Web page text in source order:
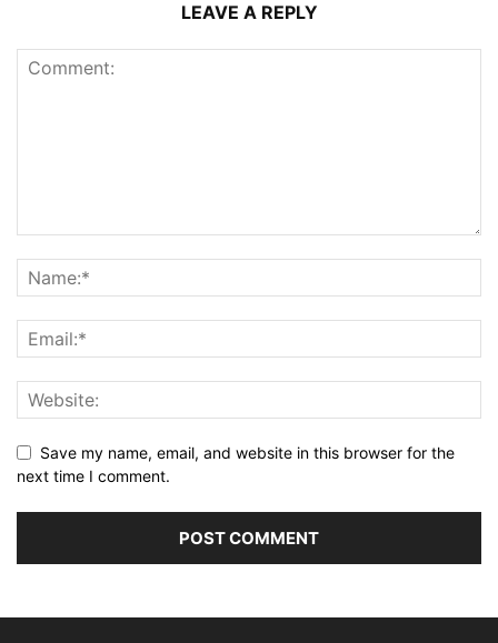
LEAVE A REPLY
Save my name, email, and website in this browser for the
next time I comment.